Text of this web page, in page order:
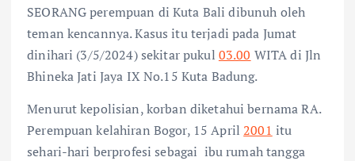
SEORANG perempuan di Kuta Bali dibunuh oleh
teman kencannya. Kasus itu terjadi pada Jumat
dinihari (3/5/2024) sekitar pukul 03.00 WITA di Jln
Bhineka Jati Jaya IX No.15 Kuta Badung.
Menurut kepolisian, korban diketahui bernama RA.
Perempuan kelahiran Bogor, 15 April2001 itu
sehari-hari berprofesi sebagai ibu rumah tangga